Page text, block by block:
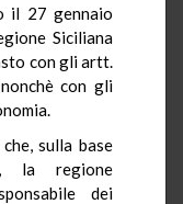
il 27 gennaio
Siciliana
con gli artt.
con gli
sulla base
la regione
dei